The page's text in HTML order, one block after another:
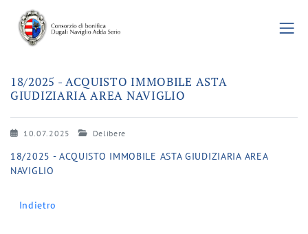
18/2025 - ACQUISTO IMMOBILE ASTA
GIUDIZIARIA AREA NAVIGLIO
10.07.2025 Delibere
18/2025 - ACQUISTO IMMOBILE ASTA GIUDIZIARIA AREA
NAVIGLIO
Indietro